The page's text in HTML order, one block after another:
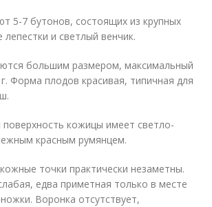
5-7 бутонов, состоящих из крупных
и светлый венчик.
большим размером, максимальный
Форма плодов красивая, типичная для
поверхность кожицы имеет светло-
красным румянцем.
точки практически незаметны.
едва приметная только в месте
Воронка отсутствует,